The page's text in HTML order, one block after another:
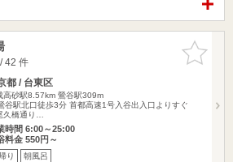
お気に入
りに追加
42 件
都 / 台東区
高砂駅8.57km 鶯谷駅309m
谷駅北口徒歩3分 首都高速1号入谷出入口よりすぐ
久橋通り…
時間 6:00～25:00
料金 550円～
り 朝風呂